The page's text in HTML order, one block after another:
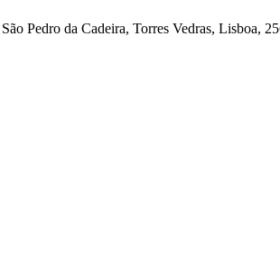
Pedro da Cadeira, Torres Vedras, Lisboa,